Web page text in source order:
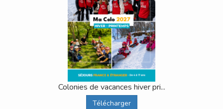
Colonies de vacances hiver pri...
Télécharger